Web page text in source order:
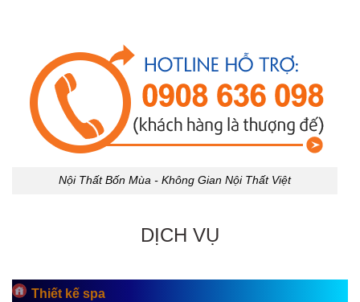
Nội Thất Bốn Mùa - Không Gian Nội Thất Việt
DỊCH VỤ
Thiết kế spa